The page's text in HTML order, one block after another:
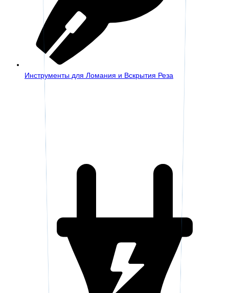
Инструменты для Ломания и Вскрытия Реза